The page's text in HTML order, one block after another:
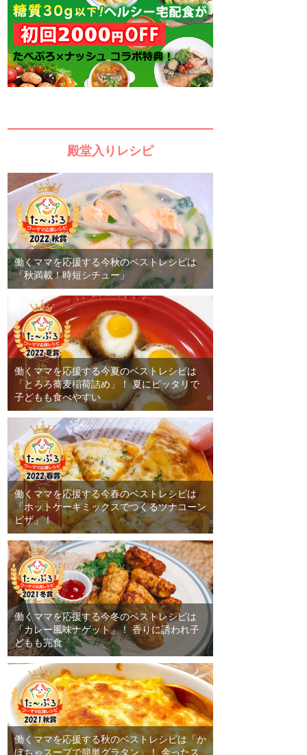
殿堂入りレシピ
働くママを応援する今秋のベストレシピは
「秋満載！時短シチュー」
働くママを応援する今夏のベストレシピは
「とろろ蕎麦稲荷詰め」！ 夏にピッタリで
子どもも食べやすい
働くママを応援する今春のベストレシピは
「ホットケーキミックスでつくるツナコーン
ピザ」！
働くママを応援する今冬のベストレシピは
「カレー風味ナゲット」！ 香りに誘われ子
どもも完食
働くママを応援する秋のベストレシピは「か
ぼちゃスープで簡単グラタン」！ 余ったス